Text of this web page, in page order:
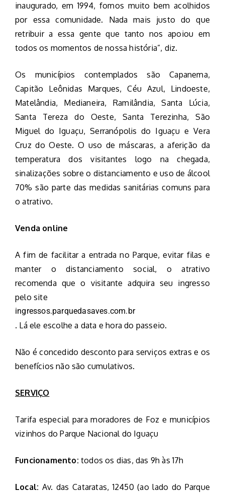
inaugurado, em 1994, fomos muito bem acolhidos
por essa comunidade. Nada mais justo do que
retribuir a essa gente que tanto nos apoiou em
todos os momentos de nossa história”, diz.
Os municípios contemplados são Capanema,
Capitão Leônidas Marques, Céu Azul, Lindoeste,
Matelândia, Medianeira, Ramilândia, Santa Lúcia,
Santa Tereza do Oeste, Santa Terezinha, São
Miguel do Iguaçu, Serranópolis do Iguaçu e Vera
Cruz do Oeste. O uso de máscaras, a aferição da
temperatura dos visitantes logo na chegada,
sinalizações sobre o distanciamento e uso de álcool
70% são parte das medidas sanitárias comuns para
o atrativo.
Venda online
A fim de facilitar a entrada no Parque, evitar filas e
manter o distanciamento social, o atrativo
recomenda que o visitante adquira seu ingresso
pelo site
ingressos.parquedasaves.com.br
. Lá ele escolhe a data e hora do passeio.
Não é concedido desconto para serviços extras e os
benefícios não são cumulativos.
SERVIÇO
Tarifa especial para moradores de Foz e municípios
vizinhos do Parque Nacional do Iguaçu
Funcionamento: todos os dias, das 9h às 17h
Local: Av. das Cataratas, 12450 (ao lado do Parque